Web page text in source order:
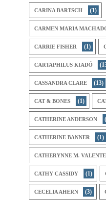
CARINA BARTSCH (1)
CARMEN MARIA
CARRIE FISHER (1)
CARTAPHILUS KIADÓ
CASSANDRA CLARE (13)
CAT & BONES (1)
CATHERINE ANDERSON
CATHERINE BANNER (1)
CATHERYNNE M. VALENTE
CATHY CASSIDY (1)
CECELIA AHERN (3)